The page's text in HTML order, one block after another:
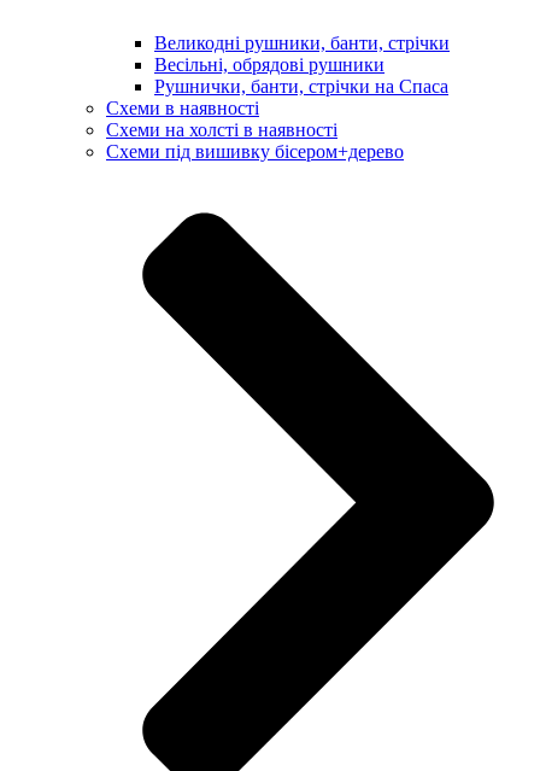
Великодні рушники, банти, стрічки
Весільні, обрядові рушники
Рушнички, банти, стрічки на Спаса
Схеми в наявності
Схеми на холсті в наявності
Схеми під вишивку бісером+дерево